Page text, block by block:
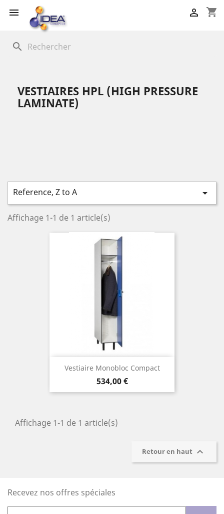
 shopping_cart

search
VESTIAIRES HPL (HIGH PRESSURE
LAMINATE)
Reference, Z to A 
Affichage 1-1 de 1 article(s)
Vestiaire Monobloc Compact
Prix
534,00 €
Affichage 1-1 de 1 article(s)
Retour en haut 
Recevez nos offres spéciales